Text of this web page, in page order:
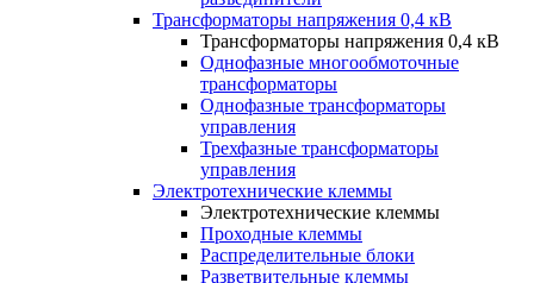
Трансформаторы напряжения 0,4 кВ
Трансформаторы напряжения 0,4 кВ
Однофазные многообмоточные
трансформаторы
Однофазные трансформаторы
управления
Трехфазные трансформаторы
управления
Электротехнические клеммы
Электротехнические клеммы
Проходные клеммы
Распределительные блоки
Разветвительные клеммы